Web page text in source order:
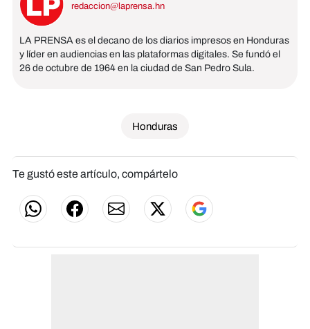
redaccion@laprensa.hn
LA PRENSA es el decano de los diarios impresos en Honduras
y líder en audiencias en las plataformas digitales. Se fundó el
26 de octubre de 1964 en la ciudad de San Pedro Sula.
Honduras
Te gustó este artículo, compártelo